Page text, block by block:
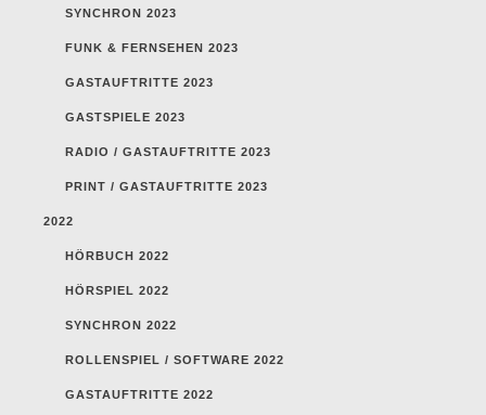
SYNCHRON 2023
FUNK & FERNSEHEN 2023
GASTAUFTRITTE 2023
GASTSPIELE 2023
RADIO / GASTAUFTRITTE 2023
PRINT / GASTAUFTRITTE 2023
2022
HÖRBUCH 2022
HÖRSPIEL 2022
SYNCHRON 2022
ROLLENSPIEL / SOFTWARE 2022
GASTAUFTRITTE 2022